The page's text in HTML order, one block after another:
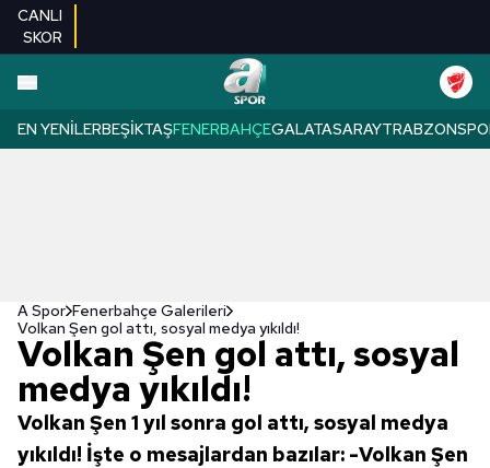
CANLI
SKOR
EN YENILERBEŞIKTAŞFENERBAHÇEGALATASARAY
A Spor Fenerbahçe Galerileri
Volkan Şen gol attı, sosyal medya yıkıldı!
Volkan Şen gol attı, sosyal
medya yıkıldı!
Volkan Şen 1 yıl sonra gol attı, sosyal medya
yıkıldı! İşte o mesajlardan bazılar: -Volkan Şen